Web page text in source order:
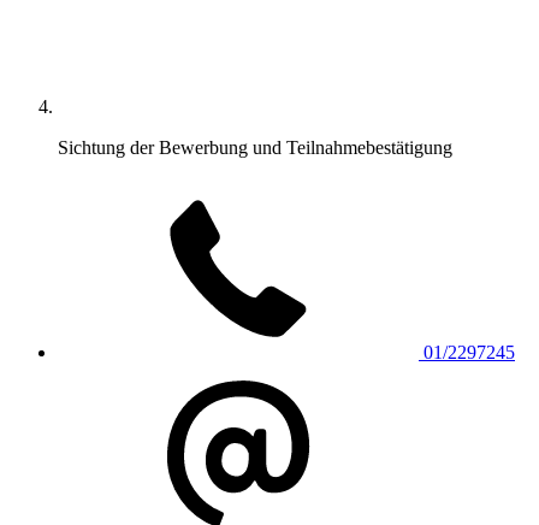
Sichtung der Bewerbung und Teilnahmebestätigung
01/2297245